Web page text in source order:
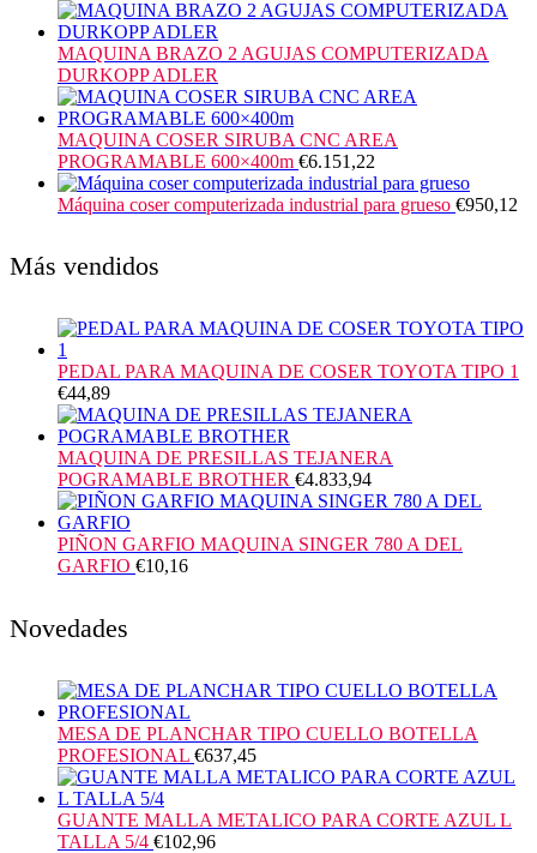
MAQUINA BRAZO 2 AGUJAS COMPUTERIZADA
DURKOPP ADLER
MAQUINA COSER SIRUBA CNC AREA
PROGRAMABLE 600×400m €6.151,22
Máquina coser computerizada industrial para grueso €950,12
Más vendidos
PEDAL PARA MAQUINA DE COSER TOYOTA TIPO 1
€44,89
MAQUINA DE PRESILLAS TEJANERA
POGRAMABLE BROTHER €4.833,94
PIÑON GARFIO MAQUINA SINGER 780 A DEL
GARFIO €10,16
Novedades
MESA DE PLANCHAR TIPO CUELLO BOTELLA
PROFESIONAL €637,45
GUANTE MALLA METALICO PARA CORTE AZUL L
TALLA 5/4 €102,96